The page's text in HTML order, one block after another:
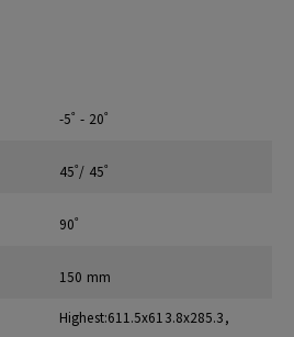
-5˚ - 20˚
45˚/ 45˚
90˚
150 mm
Highest:611.5x613.8x285.3,